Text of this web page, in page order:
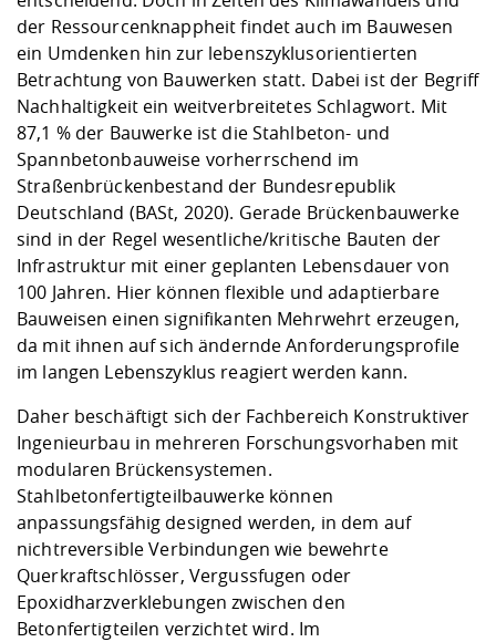
Vorbereitung
Checkliste zum
Studien- und
und Physik
Digitales Lernen
Fremdsprachen
Jobs, Praktika,
Studieren in
Lebenslagen
Studentenwerk
Angebote der
Arbeit
Career Service
Lehren,
Weiterbilden im
Formulare und
Internationale
Formulare und
FIS -
Prototyping und
Gründung und
Kooperationen
Kontakt &
Klimaschutz &
Förderverein
Gremien und
Informatik/
Landbau/
Maschinenbau
Angebote für Unternehmen
Kontakt und Anfahrt
Qualitätssicherung
der Ressourcenknappheit findet auch im Bauwesen
ein Umdenken hin zur lebenszyklusorientierten
Betrachtung von Bauwerken statt. Dabei ist der Begriff
Nachhaltigkeit ein weitverbreitetes Schlagwort. Mit
87,1 % der Bauwerke ist die Stahlbeton- und
Spannbetonbauweise vorherrschend im
Straßenbrückenbestand der Bundesrepublik
Deutschland (BASt, 2020). Gerade Brückenbauwerke
sind in der Regel wesentliche/kritische Bauten der
Infrastruktur mit einer geplanten Lebensdauer von
100 Jahren. Hier können flexible und adaptierbare
Bauweisen einen signifikanten Mehrwehrt erzeugen,
da mit ihnen auf sich ändernde Anforderungsprofile
im langen Lebenszyklus reagiert werden kann.
Daher beschäftigt sich der Fachbereich Konstruktiver
Ingenieurbau in mehreren Forschungsvorhaben mit
modularen Brückensystemen.
Stahlbetonfertigteilbauwerke können
anpassungsfähig designed werden, in dem auf
nichtreversible Verbindungen wie bewehrte
Querkraftschlösser, Vergussfugen oder
Epoxidharzverklebungen zwischen den
Betonfertigteilen verzichtet wird. Im